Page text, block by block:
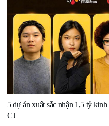
5 dự án xuất sắc nhận 1,5 tỷ
CJ